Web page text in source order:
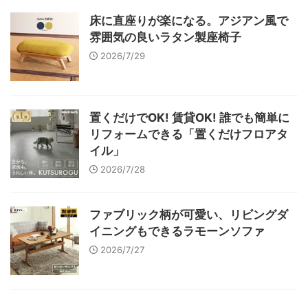
床に直座りが楽になる。アジアン風で
雰囲気の良いラタン製座椅子
2026/7/29
置くだけでOK! 賃貸OK! 誰でも簡単に
リフォームできる「置くだけフロアタ
イル」
2026/7/28
ファブリック柄が可愛い、リビングダ
イニングもできるラモーンソファ
2026/7/27